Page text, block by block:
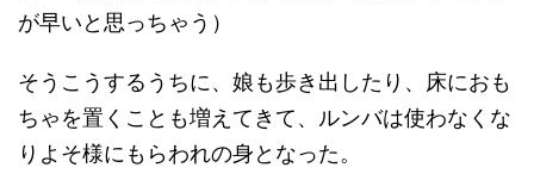
が早いと思っちゃう）
そうこうするうちに、娘も歩き出したり、床におも
ちゃを置くことも増えてきて、ルンバは使わなくな
りよそ様にもらわれの身となった。